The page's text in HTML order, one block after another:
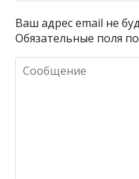
Ваш адрес email не
Обязательные поля